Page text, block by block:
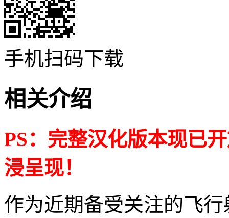
手机扫码下载
相关介绍
PS：完整汉化版本现已
浸呈现！
作为近期备受关注的飞